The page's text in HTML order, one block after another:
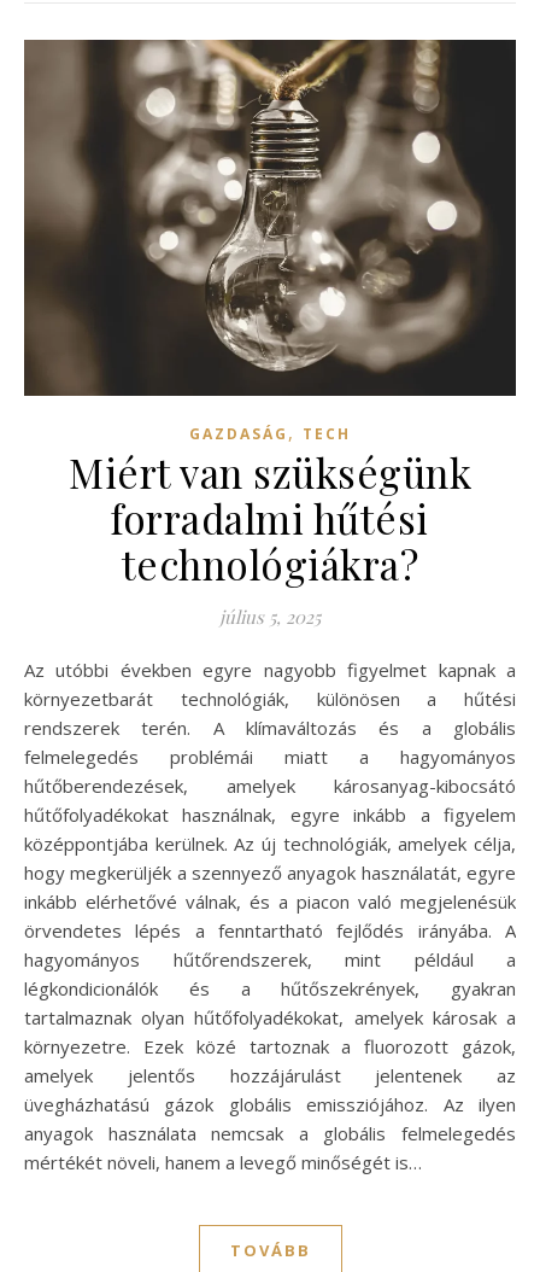
GAZDASÁG , TECH
Miért van szükségünk
forradalmi hűtési
technológiákra?
július 5, 2025
Az utóbbi években egyre nagyobb figyelmet kapnak a
környezetbarát technológiák, különösen a hűtési
rendszerek terén. A klímaváltozás és a globális
felmelegedés problémái miatt a hagyományos
hűtőberendezések, amelyek károsanyag-kibocsátó
hűtőfolyadékokat használnak, egyre inkább a figyelem
középpontjába kerülnek. Az új technológiák, amelyek célja,
hogy megkerüljék a szennyező anyagok használatát, egyre
inkább elérhetővé válnak, és a piacon való megjelenésük
örvendetes lépés a fenntartható fejlődés irányába. A
hagyományos hűtőrendszerek, mint például a
légkondicionálók és a hűtőszekrények, gyakran
tartalmaznak olyan hűtőfolyadékokat, amelyek károsak a
környezetre. Ezek közé tartoznak a fluorozott gázok,
amelyek jelentős hozzájárulást jelentenek az
üvegházhatású gázok globális emissziójához. Az ilyen
anyagok használata nemcsak a globális felmelegedés
mértékét növeli, hanem a levegő minőségét is…
TOVÁBB